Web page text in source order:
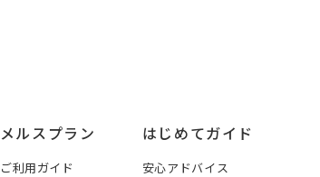
メルスプラン
ご利用ガイド
はじめてガイド
安心アドバイス